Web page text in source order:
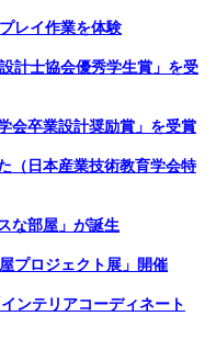
レイ作業を体験
計士協会優秀学生賞」を受
会卒業設計奨励賞」を受賞
（日本産業技術教育学会特
な部屋」が誕生
プロジェクト展」開催
ンテリアコーディネート